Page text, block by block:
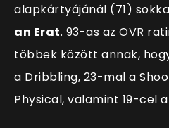
alapkártyájánál (71)
an Erat. 93-as az OVR
többek között annak,
a Dribbling, 23-mal a
Physical, valamint 19-cel